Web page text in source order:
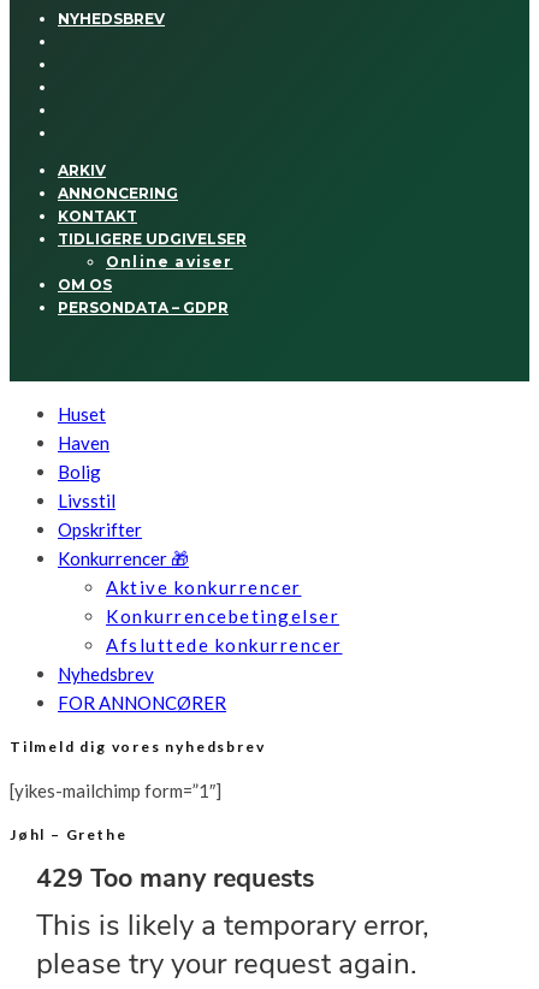
NYHEDSBREV
ARKIV
ANNONCERING
KONTAKT
TIDLIGERE UDGIVELSER
Online aviser
OM OS
PERSONDATA – GDPR
Huset
Haven
Bolig
Livsstil
Opskrifter
Konkurrencer 🎁
Aktive konkurrencer
Konkurrencebetingelser
Afsluttede konkurrencer
Nyhedsbrev
FOR ANNONCØRER
Tilmeld dig vores nyhedsbrev
[yikes-mailchimp form=”1″]
Jøhl – Grethe